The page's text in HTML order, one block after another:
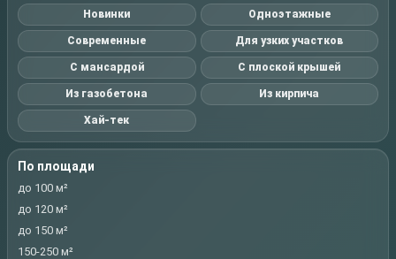
Новинки Одноэтажные
Современные Для узких участков
С мансардой С плоской крышей
Из газобетона Из кирпича
Хай-тек
По площади
до 100 м²
до 120 м²
до 150 м²
150-250 м²